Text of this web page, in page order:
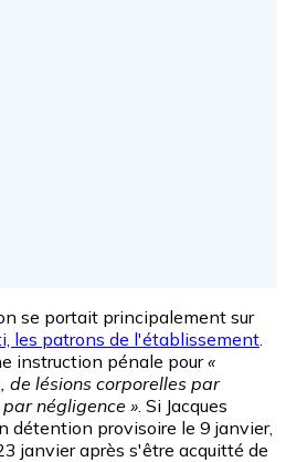
se portait principalement sur
les patrons de l'établissement
instruction pénale pour«
de lésions corporelles par
négligence » . Si Jacques
détention provisoire le 9 janvier,
janvier après s'être acquitté de